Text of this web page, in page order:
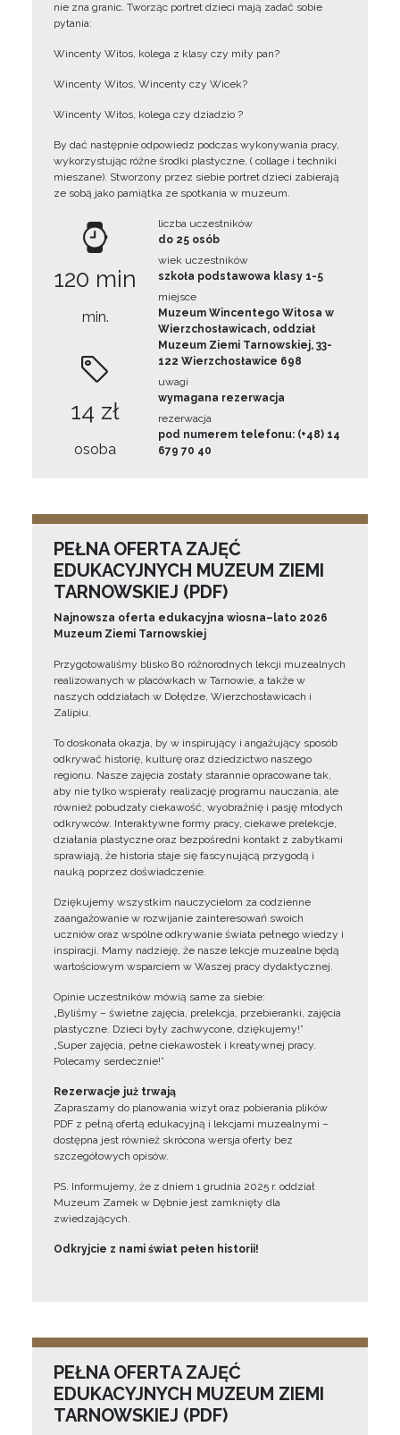
nie zna granic. Tworząc portret dzieci mają zadać sobie
pytania:
Wincenty Witos, kolega z klasy czy miły pan?
Wincenty Witos, Wincenty czy Wicek?
Wincenty Witos, kolega czy dziadzio ?
By dać następnie odpowiedz podczas wykonywania pracy,
wykorzystując różne środki plastyczne, ( collage i techniki
mieszane). Stworzony przez siebie portret dzieci zabierają
ze sobą jako pamiątka ze spotkania w muzeum.
120 min
min.
14 zł
osoba
liczba uczestników
do 25 osób
wiek uczestników
szkoła podstawowa klasy 1-5
miejsce
Muzeum Wincentego Witosa w
Wierzchosławicach, oddział
Muzeum Ziemi Tarnowskiej, 33-
122 Wierzchosławice 698
uwagi
wymagana rezerwacja
rezerwacja
pod numerem telefonu: (+48) 14
679 70 40
PEŁNA OFERTA ZAJĘĆ
EDUKACYJNYCH MUZEUM ZIEMI
TARNOWSKIEJ (PDF)
Najnowsza oferta edukacyjna wiosna–lato 2026
Muzeum Ziemi Tarnowskiej
Przygotowaliśmy blisko 80 różnorodnych lekcji muzealnych
realizowanych w placówkach w Tarnowie, a także w
naszych oddziałach w Dołędze, Wierzchosławicach i
Zalipiu.
To doskonała okazja, by w inspirujący i angażujący sposób
odkrywać historię, kulturę oraz dziedzictwo naszego
regionu. Nasze zajęcia zostały starannie opracowane tak,
aby nie tylko wspierały realizację programu nauczania, ale
również pobudzały ciekawość, wyobraźnię i pasję młodych
odkrywców. Interaktywne formy pracy, ciekawe prelekcje,
działania plastyczne oraz bezpośredni kontakt z zabytkami
sprawiają, że historia staje się fascynującą przygodą i
nauką poprzez doświadczenie.
Dziękujemy wszystkim nauczycielom za codzienne
zaangażowanie w rozwijanie zainteresowań swoich
uczniów oraz wspólne odkrywanie świata pełnego wiedzy i
inspiracji. Mamy nadzieję, że nasze lekcje muzealne będą
wartościowym wsparciem w Waszej pracy dydaktycznej.
Opinie uczestników mówią same za siebie:
„Byliśmy – świetne zajęcia, prelekcja, przebieranki, zajęcia
plastyczne. Dzieci były zachwycone, dziękujemy!”
„Super zajęcia, pełne ciekawostek i kreatywnej pracy.
Polecamy serdecznie!”
Rezerwacje już trwają
Zapraszamy do planowania wizyt oraz pobierania plików
PDF z pełną ofertą edukacyjną i lekcjami muzealnymi –
dostępna jest również skrócona wersja oferty bez
szczegółowych opisów.
PS. Informujemy, że z dniem 1 grudnia 2025 r. oddział
Muzeum Zamek w Dębnie jest zamknięty dla
zwiedzających.
Odkryjcie z nami świat pełen historii!
PEŁNA OFERTA ZAJĘĆ
EDUKACYJNYCH MUZEUM ZIEMI
TARNOWSKIEJ (PDF)